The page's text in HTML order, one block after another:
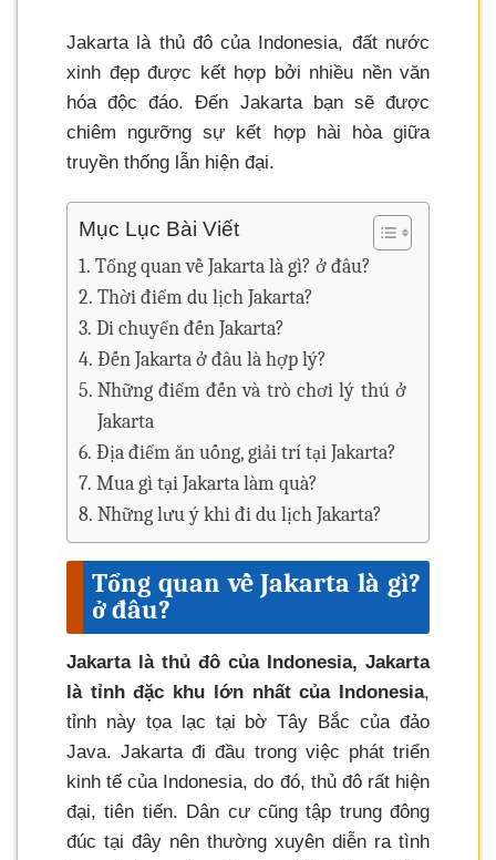
Jakarta là thủ đô của Indonesia, đất nước
xinh đẹp được kết hợp bởi nhiều nền văn
hóa độc đáo. Đến Jakarta bạn sẽ được
chiêm ngưỡng sự kết hợp hài hòa giữa
truyền thống lẫn hiện đại.
Mục Lục Bài Viết
Tổng quan về Jakarta là gì? ở đâu?
Thời điểm du lịch Jakarta?
Di chuyển đến Jakarta?
Đến Jakarta ở đâu là hợp lý?
Những điểm đến và trò chơi lý thú ở
Jakarta
Địa điểm ăn uống, giải trí tại Jakarta?
Mua gì tại Jakarta làm quà?
Những lưu ý khi đi du lịch Jakarta?
Tổng quan về Jakarta là gì?
ở đâu?
Jakarta là thủ đô của Indonesia, Jakarta
là tỉnh đặc khu lớn nhất của Indonesia,
tỉnh này tọa lạc tại bờ Tây Bắc của đảo
Java. Jakarta đi đầu trong việc phát triển
kinh tế của Indonesia, do đó, thủ đô rất hiện
đại, tiên tiến. Dân cư cũng tập trung đông
đúc tại đây nên thường xuyên diễn ra tình